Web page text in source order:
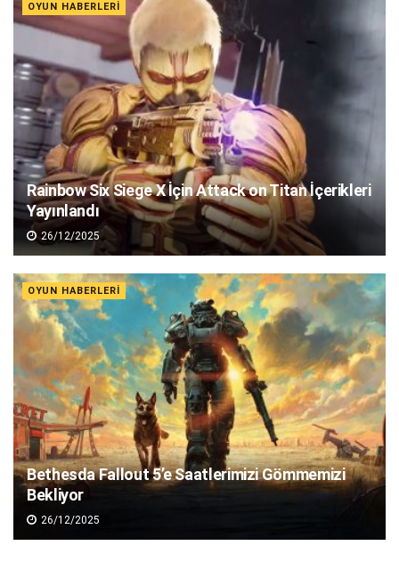
OYUN HABERLERI
Rainbow Six Siege X İçin Attack on Titan İçerikleri
Yayınlandı
26/12/2025
OYUN HABERLERI
Bethesda Fallout 5’e Saatlerimizi Gömmemizi
Bekliyor
26/12/2025